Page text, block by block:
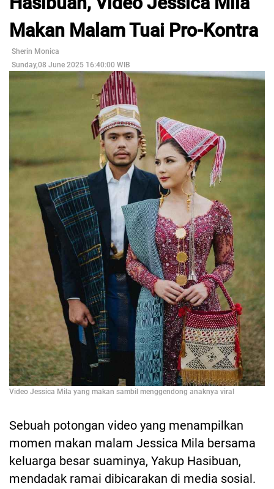
Makan Malam Tuai Pro-Kontra
Sherin Monica
Sunday,08 June 2025 16:40:00 WIB
Video Jessica Mila yang makan sambil menggendong anaknya viral
Sebuah potongan video yang menampilkan
momen makan malam Jessica Mila bersama
keluarga besar suaminya, Yakup Hasibuan,
mendadak ramai dibicarakan di media sosial.